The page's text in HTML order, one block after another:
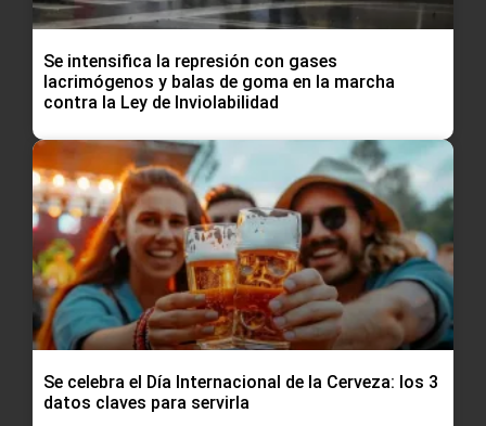
Se intensifica la represión con gases
lacrimógenos y balas de goma en la marcha
contra la Ley de Inviolabilidad
Se celebra el Día Internacional de la Cerveza: los 3
datos claves para servirla